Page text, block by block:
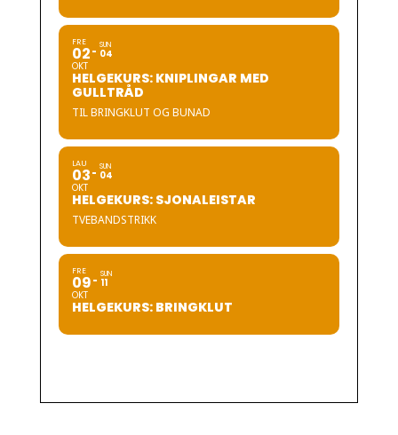
FRE
02
OKT
SUN
04
HELGEKURS: KNIPLINGAR MED
GULLTRÅD
TIL BRINGKLUT OG BUNAD
LAU
03
OKT
SUN
04
HELGEKURS: SJONALEISTAR
TVEBANDSTRIKK
FRE
09
OKT
SUN
11
HELGEKURS: BRINGKLUT